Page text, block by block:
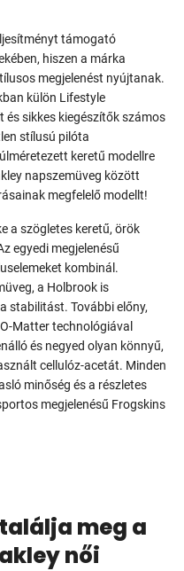
támogató
hiszen a márka
megjelenést nyújtanak.
külön Lifestyle
sikkes kiegészítők számos
stílusú pilóta
keretű modellre
napszemüveg között
megfelelő modellt!
a szögletes keretű, örök
egyedi megjelenésű
kombinál.
a Holbrook is
stabilitást. További előny,
Matter technológiával
és negyed olyan könnyű,
cellulóz-acetát. Minden
minőség és a részletes
megjelenésű Frogskins
meg a
női